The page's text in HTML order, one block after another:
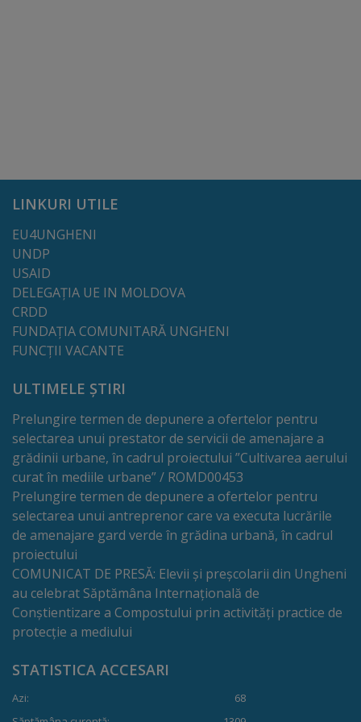
publice
Achiziții
publice
Rezultate/Atribuiri
Planuri/
Licitații
Rezultate
Buget
și
Taxe
locale
Strategii
programe
LINKURI UTILE
EU4UNGHENI
UNDP
USAID
DELEGAȚIA UE IN MOLDOVA
CRDD
FUNDAȚIA COMUNITARĂ UNGHENI
FUNCȚII VACANTE
ULTIMELE ȘTIRI
Prelungire termen de depunere a ofertelor pentru
selectarea unui prestator de servicii de amenajare a
grădinii urbane, în cadrul proiectului ”Cultivarea aerului
curat în mediile urbane” / ROMD00453
Prelungire termen de depunere a ofertelor pentru
selectarea unui antreprenor care va executa lucrările
de amenajare gard verde în grădina urbană, în cadrul
proiectului
COMUNICAT DE PRESĂ: Elevii și preșcolarii din Ungheni
au celebrat Săptămâna Internațională de
Conștientizare a Compostului prin activități practice de
protecție a mediului
STATISTICA ACCESARI
Azi:
68